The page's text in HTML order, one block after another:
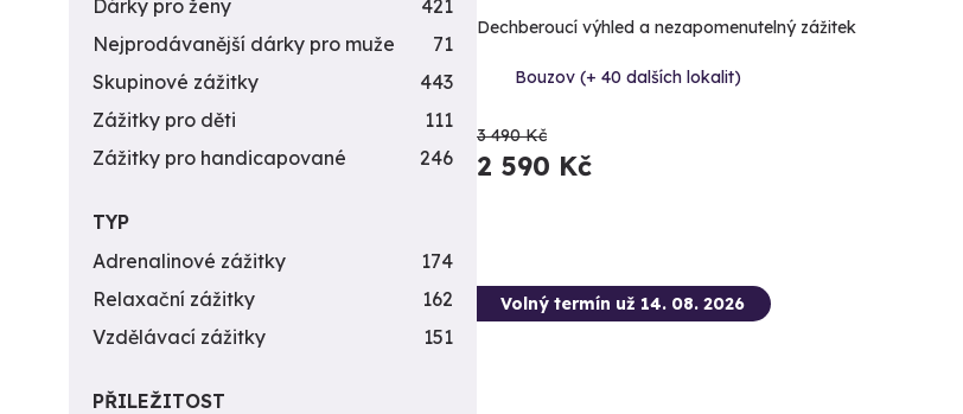
Dechberoucí výhled a nezapomenutelný zážitek
Bouzov (+ 40 dalších lokalit)
3 490 Kč
2 590 Kč
Volný termín už 14. 08. 2026
Dárky pro ženy
421
Nejprodávanější dárky pro muže
71
Skupinové zážitky
443
Zážitky pro děti
111
Zážitky pro handicapované
246
TYP
Adrenalinové zážitky
174
Relaxační zážitky
162
Vzdělávací zážitky
151
PŘILEŽITOST